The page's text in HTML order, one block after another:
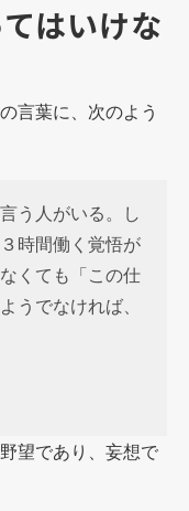
はいけな
言葉に、次のよう
う人がいる。し
時間働く覚悟が
くても「この仕
うでなければ、
望であり、妄想で